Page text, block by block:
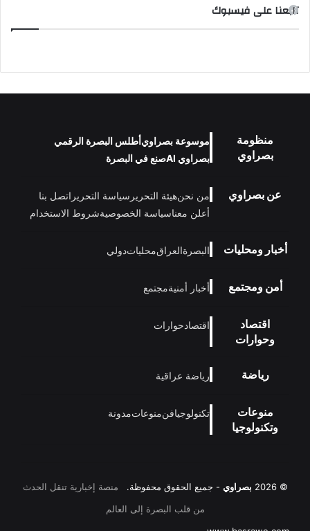
تابعنا على فيسبوك
منظومة
بصراوي
موسوعة بصراويأطلس البصرة الرقمي
بصراوي AI
صنع في البصرة
عن بصراوي من نحنهيئة التحرير سياسة التحرير اتصل بنا
أعلن معناسياسة الخصوصيةشروط الاستخدام
أخبار ومحليات البصرةالعراقمحلياتدولي
أمن ومجتمع أخبار أمنيةمجتمع
اقتصاد
وحوارات
اقتصادحوارات
رياضة رياضة عراقية
منوعات
وتكنولوجيا
تكنولوجيافنمنوعاتمدونة
© 2026 بصراوي - جميع الحقوق محفوظة.
منصة إخبارية تنقل الحدث
من قلب البصرة إلى العالم